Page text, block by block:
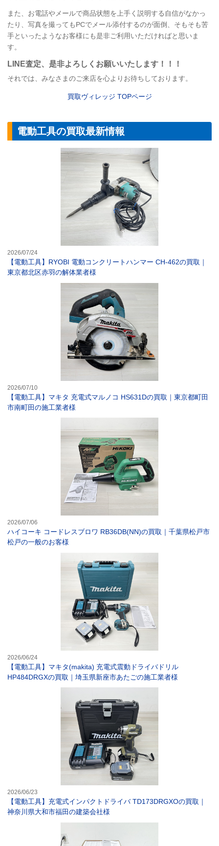
また、お電話やメールで商品状態を上手く説明する自信がなかっ
たり、写真を撮ってもPCでメール添付するのが面倒、そもそも苦
手といったようなお客様にも是非ご利用いただければと思いま
す。
LINE査定、是非よろしくお願いいたします！！！
それでは、みなさまのご来店を心よりお待ちしております。
買取ヴィレッジ TOPページ
電動工具の買取最新情報
2026/07/24
【電動工具】RYOBI 電動コンクリートハンマー CH-462の買取｜
東京都北区赤羽の解体業者様
2026/07/10
【電動工具】マキタ 充電式マルノコ HS631Dの買取｜東京都町田
市南町田の施工業者様
2026/07/06
ハイコーキ コードレスブロワ RB36DB(NN)の買取｜千葉県松戸市
松戸の一般のお客様
2026/06/24
【電動工具】マキタ(makita) 充電式震動ドライバドリル
HP484DRGXの買取｜埼玉県新座市あたごの施工業者様
2026/06/23
【電動工具】充電式インパクトドライバ TD173DRGXOの買取｜
神奈川県大和市福田の建築会社様